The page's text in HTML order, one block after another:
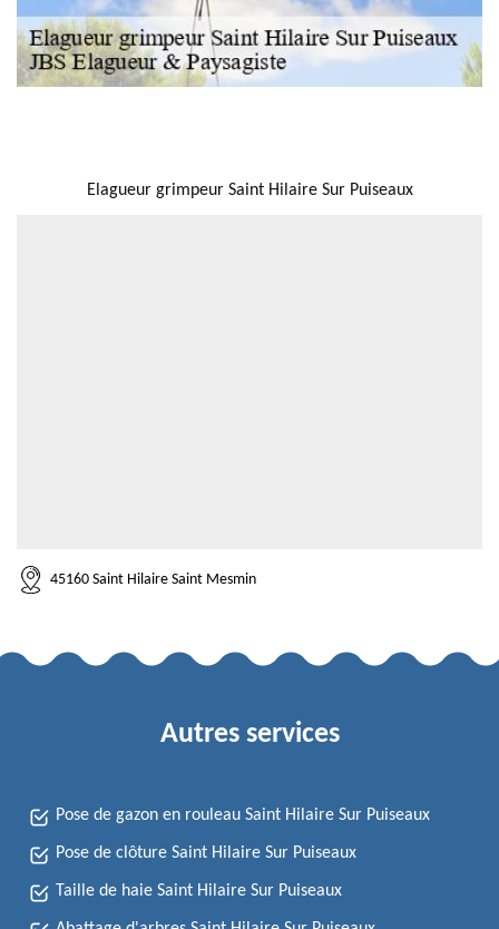
Elagueur grimpeur Saint Hilaire Sur Puiseaux
45160 Saint Hilaire Saint Mesmin
Autres services
Pose de gazon en rouleau Saint Hilaire Sur Puiseaux
Pose de clôture Saint Hilaire Sur Puiseaux
Taille de haie Saint Hilaire Sur Puiseaux